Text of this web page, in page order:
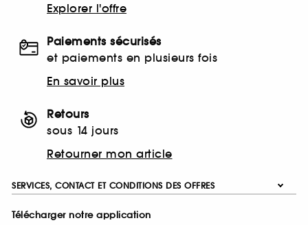
Explorer l'offre
Paiements sécurisés
et paiements en plusieurs fois
En savoir plus
Retours
sous 14 jours
Retourner mon article
SERVICES, CONTACT ET CONDITIONS DES OFFRES
Télécharger notre application